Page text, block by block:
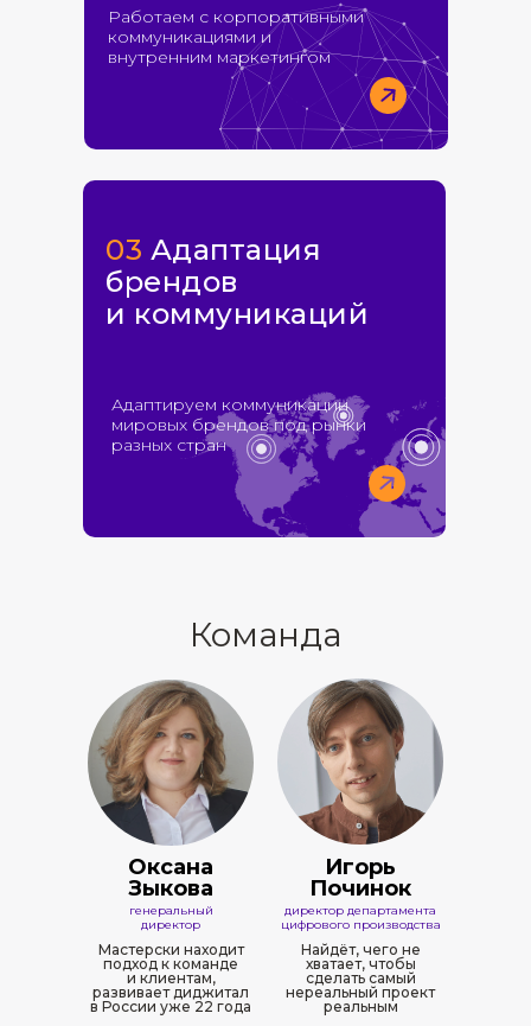
03 Адаптация
брендов
и коммуникаций
Адаптируем коммуникации
мировых брендов под рынки
разных стран
Работаем с корпоративными
коммуникациями и
внутренним маркетингом
Команда
Мастерски находит
подход к команде
и клиентам,
развивает диджитал
в России уже 22 года
Оксана
Зыкова
генеральный
директор
Найдёт, чего не
хватает, чтобы
сделать самый
нереальный проект
реальным
Игорь
Починок
директор департамента
цифрового производства